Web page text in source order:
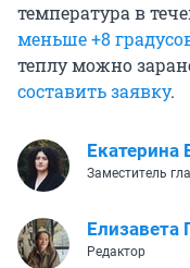
температура в
меньше +8
теплу можно
составить заявку.
Екатерина
Заместитель
Елизавета
Редактор